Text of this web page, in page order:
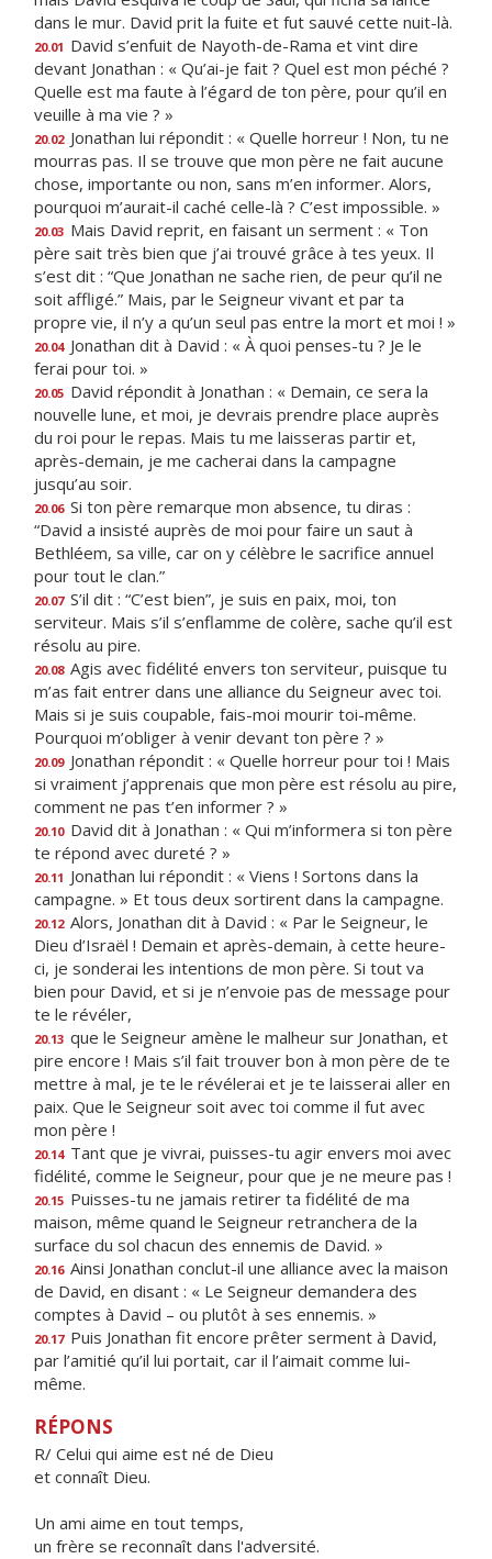
dans le mur. David prit la fuite et fut sauvé cette nuit-là.
20.01 David s’enfuit de Nayoth-de-Rama et vint dire
devant Jonathan : « Qu’ai-je fait ? Quel est mon péché ?
Quelle est ma faute à l’égard de ton père, pour qu’il en
veuille à ma vie ? »
20.02 Jonathan lui répondit : « Quelle horreur ! Non, tu ne
mourras pas. Il se trouve que mon père ne fait aucune
chose, importante ou non, sans m’en informer. Alors,
pourquoi m’aurait-il caché celle-là ? C’est impossible. »
20.03 Mais David reprit, en faisant un serment : « Ton
père sait très bien que j’ai trouvé grâce à tes yeux. Il
s’est dit : “Que Jonathan ne sache rien, de peur qu’il ne
soit affligé.” Mais, par le Seigneur vivant et par ta
propre vie, il n’y a qu’un seul pas entre la mort et moi ! »
20.04 Jonathan dit à David : « À quoi penses-tu ? Je le
ferai pour toi. »
20.05 David répondit à Jonathan : « Demain, ce sera la
nouvelle lune, et moi, je devrais prendre place auprès
du roi pour le repas. Mais tu me laisseras partir et,
après-demain, je me cacherai dans la campagne
jusqu’au soir.
20.06 Si ton père remarque mon absence, tu diras :
“David a insisté auprès de moi pour faire un saut à
Bethléem, sa ville, car on y célèbre le sacrifice annuel
pour tout le clan.”
20.07 S’il dit : “C’est bien”, je suis en paix, moi, ton
serviteur. Mais s’il s’enflamme de colère, sache qu’il est
résolu au pire.
20.08 Agis avec fidélité envers ton serviteur, puisque tu
m’as fait entrer dans une alliance du Seigneur avec toi.
Mais si je suis coupable, fais-moi mourir toi-même.
Pourquoi m’obliger à venir devant ton père ? »
20.09 Jonathan répondit : « Quelle horreur pour toi ! Mais
si vraiment j’apprenais que mon père est résolu au pire,
comment ne pas t’en informer ? »
20.10 David dit à Jonathan : « Qui m’informera si ton père
te répond avec dureté ? »
20.11 Jonathan lui répondit : « Viens ! Sortons dans la
campagne. » Et tous deux sortirent dans la campagne.
20.12 Alors, Jonathan dit à David : « Par le Seigneur, le
Dieu d’Israël ! Demain et après-demain, à cette heure-
ci, je sonderai les intentions de mon père. Si tout va
bien pour David, et si je n’envoie pas de message pour
te le révéler,
20.13 que le Seigneur amène le malheur sur Jonathan, et
pire encore ! Mais s’il fait trouver bon à mon père de te
mettre à mal, je te le révélerai et je te laisserai aller en
paix. Que le Seigneur soit avec toi comme il fut avec
mon père !
20.14 Tant que je vivrai, puisses-tu agir envers moi avec
fidélité, comme le Seigneur, pour que je ne meure pas !
20.15 Puisses-tu ne jamais retirer ta fidélité de ma
maison, même quand le Seigneur retranchera de la
surface du sol chacun des ennemis de David. »
20.16 Ainsi Jonathan conclut-il une alliance avec la maison
de David, en disant : « Le Seigneur demandera des
comptes à David – ou plutôt à ses ennemis. »
20.17 Puis Jonathan fit encore prêter serment à David,
par l’amitié qu’il lui portait, car il l’aimait comme lui-
même.
RÉPONS
R/ Celui qui aime est né de Dieu
et connaît Dieu.
Un ami aime en tout temps,
un frère se reconnaît dans l'adversité.